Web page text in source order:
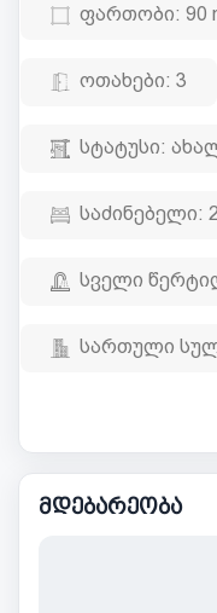
ფართობი: 90
ოთახები: 3
სტატუსი:
საძინებელი: 2
სველი
სართული
მდებარეობა